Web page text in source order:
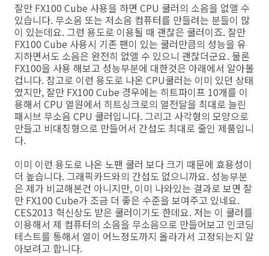
잘만 FX100 Cube 사용을 하면 CPU 쿨러의 소음을 없앨 수
있습니다. 무소음 또는 저소음 컴퓨터를 만들려는 분들이 많
이 있는데요. 그런 용도로 이용될 때 괜찮은 쿨러이죠. 잘만
FX100 Cube 사용시 기존 팬이 있는 쿨러만큼의 성능을 유
지하면서도 소음은 완전히 없앨 수 있으니 괜찮더군요. 물론
FX100을 사용 해보고 성능부분에 대한것은 아래에서 알아볼
겁니다. 참고로 이런 용도로 나온 CPU쿨러는 이미 있던 상태
였지만, 잘만 FX100 Cube 경우에는 히트파이프 10개를 이
용해서 CPU 열원에서 히트싱크로의 열전달을 최대로 늘린
패시브 무소음 CPU 쿨러입니다. 그리고 사각형의 모양으로
만들고 비대칭형으로 만들어서 간섭도 최대로 줄인 제품입니
다.
이미 이런 용도로 나온 노팬 쿨러 보다 크기 때문에 효용성이
더 높습니다. 그래픽카드와의 간섭도 없으니까요. 성능부분
은 제가 비교해본건 아니지만, 이미 나와있는 결과로 보면 잘
만 FX100 Cube가 조금 더 좋은 수준을 보여주고 있네요.
CES2013 혁신상도 받은 쿨러이기도 한데요. 저는 이 쿨러를
이용해서 제 컴퓨터의 소음을 무소음으로 만들어보고 인코딩
테스트를 통해서 열이 어느정도까지 올라가서 고정되는지 알
아보려고 합니다.